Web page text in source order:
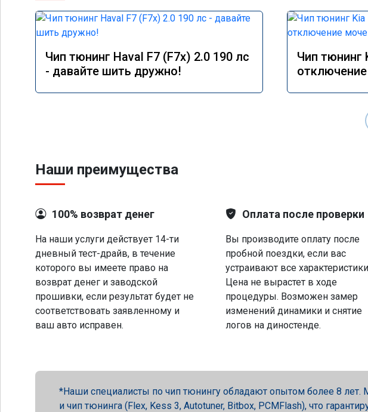
Чип тюнинг Haval F7 (F7x) 2.0 190 лс
- давайте шить дружно!
Чип тюнинг
Наши преимущества
100% возврат денег
На наши услуги действует 14-ти
дневный тест-драйв, в течение
которого вы имеете право на
возврат денег и заводской
прошивки, если результат будет не
соответствовать заявленному и
ваш авто исправен.
Оплата после проверки
Вы производите оплату после
пробной поездки, если вас
устраивают все
Цена не вырастет в ходе
процедуры. Возможен замер
изменений динамики и снятие
логов на диностенде.
Наши специалисты по чип тюнингу обладают опытом более 8 лет.
и чип тюнинга (Flex, Kess 3, Autotuner, Bitbox, PCMFlash), что